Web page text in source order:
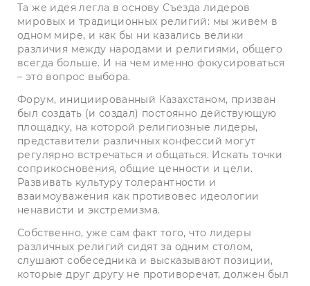
Та же идея легла в основу Съез­да лидеров
мировых и традиционных религий: мы живем в
одном мире, и как бы ни казались велики
различия между народами и религиями, общего
всегда больше. И на чем именно фокусироваться
– это вопрос выбора.
Форум, инициированный Казахстаном, призван
был создать (и создал) постоянно действую­щую
площадку, на которой религиозные лидеры,
представители различных конфессий могут
регулярно встречаться и общаться. Искать точки
соприкосновения, общие ценности и цели.
Развивать культуру толерантности и
взаимоуважения как противовес идеологии
ненависти и экстремизма.
Собственно, уже сам факт того, что лидеры
различных религий сидят за одним столом,
слушают собеседника и высказывают позиции,
которые друг другу не противоречат, должен был